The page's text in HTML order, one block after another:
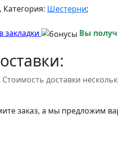
Категория: Шестерни;
закладки Вы
доставки
заказ, а мы предложим